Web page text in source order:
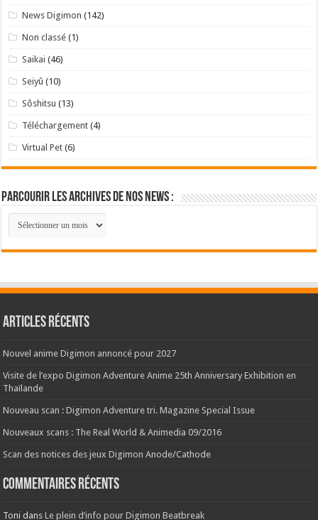
News Digimon (142)
Non classé (1)
Saikai (46)
Seiyû (10)
Sôshitsu (13)
Téléchargement (4)
Virtual Pet (6)
Parcourir les archives de nos news :
Parcourir
les
archives
de
:
Articles récents
Nouvel anime Digimon annoncé pour 2027
Visite de l’expo Digimon Adventure Anime 25th Anniversary Exhibition en
Thaïlande
Nouveau scan : Digimon Adventure tri. Magazine Special Issue
Nouveaux scans : The Real World & Animedia 09/2016
Scan des notices des jeux Digimon Anode/Cathode
Commentaires récents
Toni dansLe plein d’info pour Digimon Beatbreak